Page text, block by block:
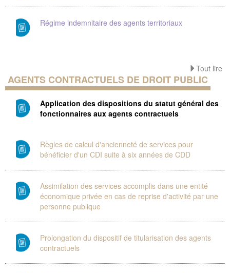
Régime indemnitaire des agents territoriaux
Tout lire
AGENTS CONTRACTUELS DE DROIT PUBLIC
Application des dispositions du statut général des
fonctionnaires aux agents contractuels
Règles de calcul d'ancienneté de services pour
bénéficier d'un CDI suite à six années de CDD
Assimilation des services accomplis dans une entité
économique privée en cas de reprise d'activité par une
personne publique
Prolongation du dispositif de titularisation des agents
contractuels